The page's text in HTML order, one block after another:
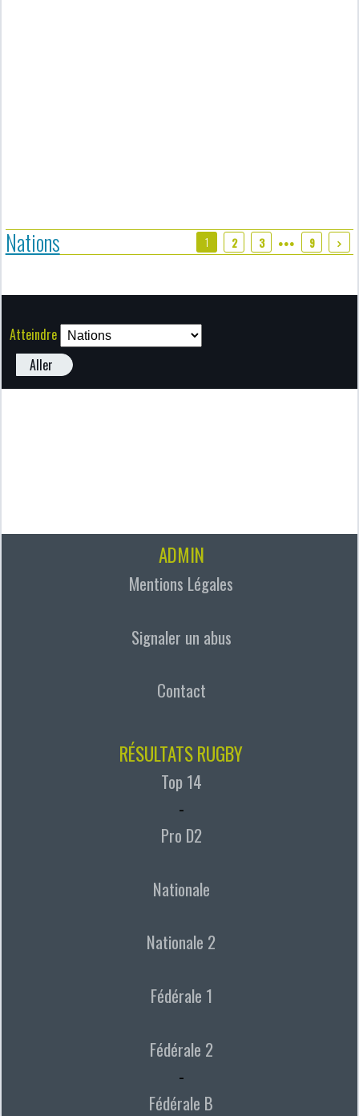
Nations 1 2 3 ●●● 9
Atteindre
Aller
ADMIN
Mentions Légales
Signaler un abus
Contact
RÉSULTATS RUGBY
Top 14
-
Pro D2
Nationale
Nationale 2
Fédérale 1
Fédérale 2
-
Fédérale B